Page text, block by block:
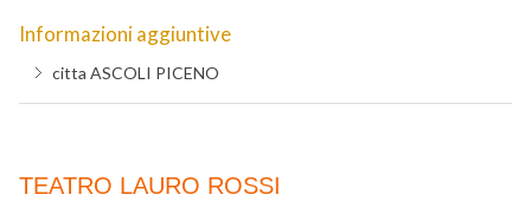
Informazioni aggiuntive
citta ASCOLI PICENO
TEATRO LAURO ROSSI